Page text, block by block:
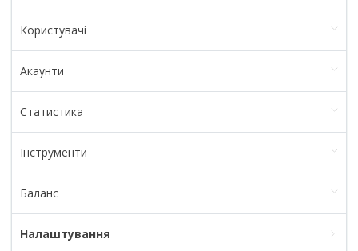
Користувачі
Акаунти
Статистика
Інструменти
Баланс
Налаштування